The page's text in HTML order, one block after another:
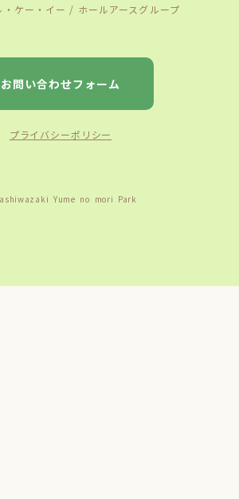
お問い合わせフォーム
プライバシーポリシー
・ケー・イー / ホールアースグループ
Yume no mori Park